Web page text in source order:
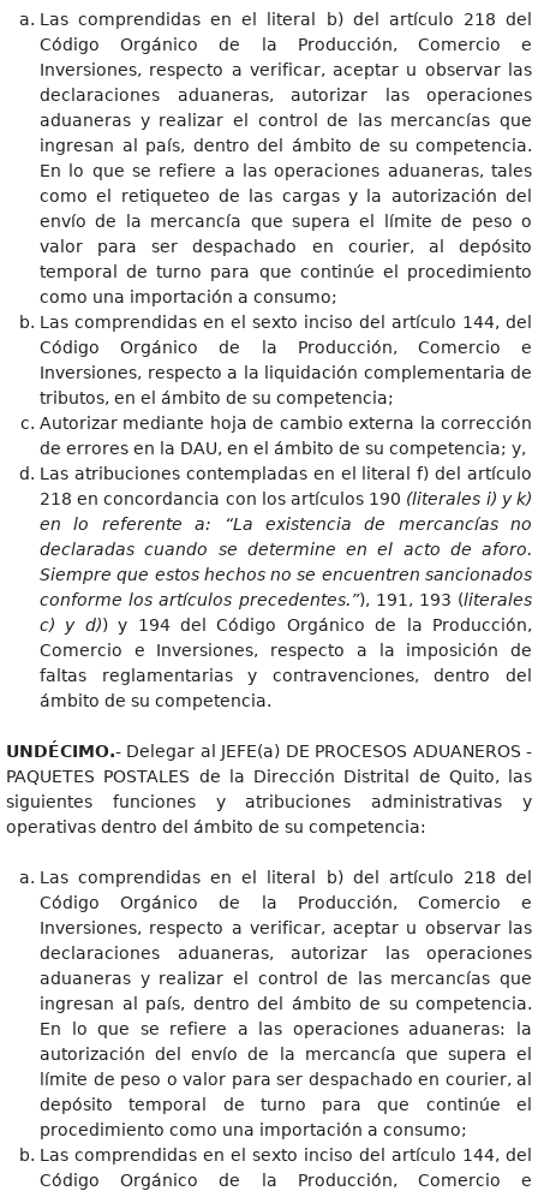
Las comprendidas en el literal b) del artículo 218 del
Código Orgánico de la Producción, Comercio e
Inversiones, respecto a verificar, aceptar u observar las
declaraciones aduaneras, autorizar las operaciones
aduaneras y realizar el control de las mercancías que
ingresan al país, dentro del ámbito de su competencia.
En lo que se refiere a las operaciones aduaneras, tales
como el retiqueteo de las cargas y la autorización del
envío de la mercancía que supera el límite de peso o
valor para ser despachado en courier, al depósito
temporal de turno para que continúe el procedimiento
como una importación a consumo;
Las comprendidas en el sexto inciso del artículo 144, del
Código Orgánico de la Producción, Comercio e
Inversiones, respecto a la liquidación complementaria de
tributos, en el ámbito de su competencia;
Autorizar mediante hoja de cambio externa la corrección
de errores en la DAU, en el ámbito de su competencia; y,
Las atribuciones contempladas en el literal f) del artículo
218 en concordancia con los artículos 190 (literales i) y k)
en lo referente a: “La existencia de mercancías no
declaradas cuando se determine en el acto de aforo.
Siempre que estos hechos no se encuentren sancionados
conforme los artículos precedentes.”), 191, 193 (literales
c) y d)) y 194 del Código Orgánico de la Producción,
Comercio e Inversiones, respecto a la imposición de
faltas reglamentarias y contravenciones, dentro del
ámbito de su competencia.
UNDÉCIMO.- Delegar al JEFE(a) DE PROCESOS ADUANEROS -
PAQUETES POSTALES de la Dirección Distrital de Quito, las
siguientes funciones y atribuciones administrativas y
operativas dentro del ámbito de su competencia:
Las comprendidas en el literal b) del artículo 218 del
Código Orgánico de la Producción, Comercio e
Inversiones, respecto a verificar, aceptar u observar las
declaraciones aduaneras, autorizar las operaciones
aduaneras y realizar el control de las mercancías que
ingresan al país, dentro del ámbito de su competencia.
En lo que se refiere a las operaciones aduaneras: la
autorización del envío de la mercancía que supera el
límite de peso o valor para ser despachado en courier, al
depósito temporal de turno para que continúe el
procedimiento como una importación a consumo;
Las comprendidas en el sexto inciso del artículo 144, del
Código Orgánico de la Producción, Comercio e